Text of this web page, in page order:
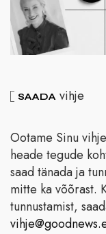
SAADA vihje
Ootame Sinu
heade tegude
saad tänada ja
mitte ka võõrast.
tunnustamist,